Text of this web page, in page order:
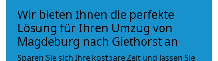
Wir bieten Ihnen die perfekte
Lösung für Ihren Umzug von
Magdeburg nach Giethorst an
Sparen Sie sich Ihre kostbare Zeit und lassen Sie